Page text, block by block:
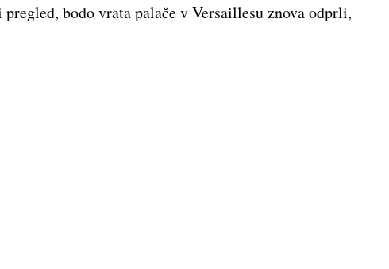
bodo vrata palače v Versaillesu znova odprli,